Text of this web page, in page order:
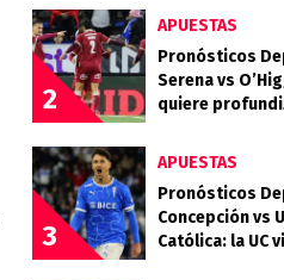
2
APUESTAS
Pronósticos
Serena vs
quiere
3
APUESTAS
Pronósticos
Concepción vs
Católica: la UC